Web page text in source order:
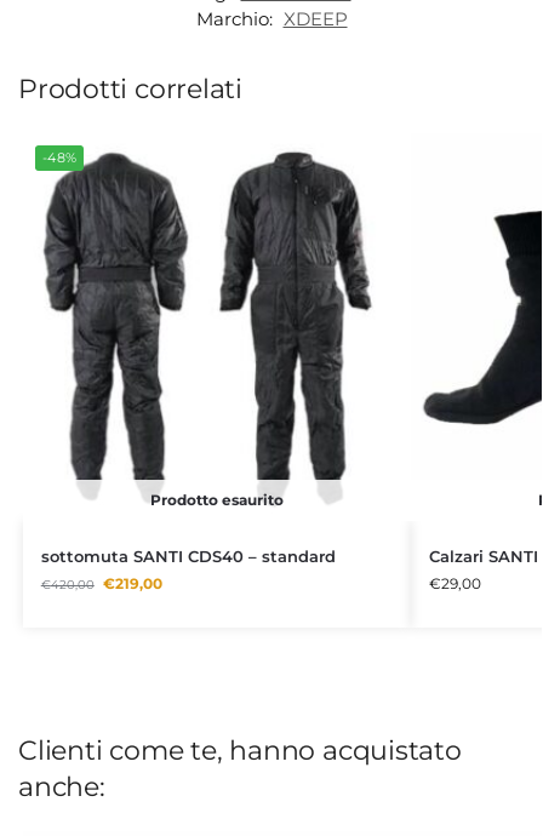
Marchio: XDEEP
Prodotti correlati
-48%
Prodotto esaurito
sottomuta SANTI CDS40 – standard
€420,00 €219,00
Calzari
€29,00
Clienti come te, hanno acquistato
anche: